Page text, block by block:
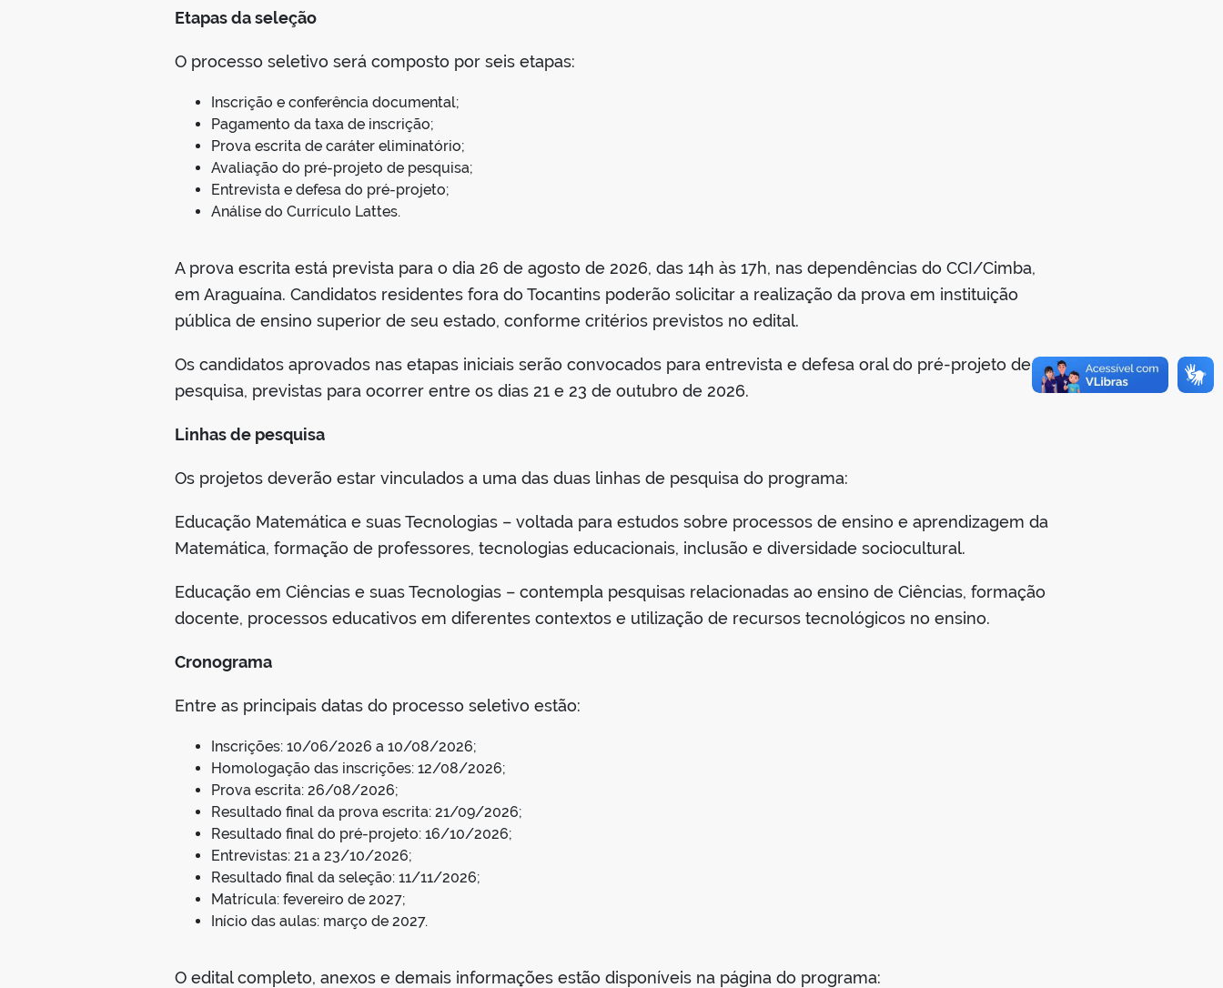
Etapas da seleção
O processo seletivo será composto por seis etapas:
Inscrição e conferência documental;
Pagamento da taxa de inscrição;
Prova escrita de caráter eliminatório;
Avaliação do pré-projeto de pesquisa;
Entrevista e defesa do pré-projeto;
Análise do Currículo Lattes.
A prova escrita está prevista para o dia 26 de agosto de 2026, das 14h às 17h, nas dependências do CCI/Cimba,
em Araguaína. Candidatos residentes fora do Tocantins poderão solicitar a realização da prova em instituição
pública de ensino superior de seu estado, conforme critérios previstos no edital.
Os candidatos aprovados nas etapas iniciais serão convocados para entrevista e defesa oral do pré-projeto de
pesquisa, previstas para ocorrer entre os dias 21 e 23 de outubro de 2026.
Linhas de pesquisa
Os projetos deverão estar vinculados a uma das duas linhas de pesquisa do programa:
Educação Matemática e suas Tecnologias – voltada para estudos sobre processos de ensino e aprendizagem da
Matemática, formação de professores, tecnologias educacionais, inclusão e diversidade sociocultural.
Educação em Ciências e suas Tecnologias – contempla pesquisas relacionadas ao ensino de Ciências, formação
docente, processos educativos em diferentes contextos e utilização de recursos tecnológicos no ensino.
Cronograma
Entre as principais datas do processo seletivo estão:
Inscrições: 10/06/2026 a 10/08/2026;
Homologação das inscrições: 12/08/2026;
Prova escrita: 26/08/2026;
Resultado final da prova escrita: 21/09/2026;
Resultado final do pré-projeto: 16/10/2026;
Entrevistas: 21 a 23/10/2026;
Resultado final da seleção: 11/11/2026;
Matrícula: fevereiro de 2027;
Início das aulas: março de 2027.
O edital completo, anexos e demais informações estão disponíveis na página do programa: